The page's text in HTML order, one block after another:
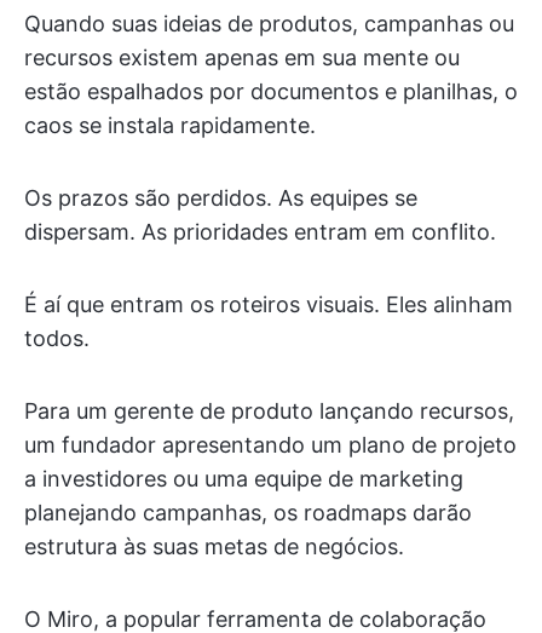
Quando suas ideias de produtos, campanhas ou
recursos existem apenas em sua mente ou
estão espalhados por documentos e planilhas, o
caos se instala rapidamente.
Os prazos são perdidos. As equipes se
dispersam. As prioridades entram em conflito.
É aí que entram os roteiros visuais. Eles alinham
todos.
Para um gerente de produto lançando recursos,
um fundador apresentando um plano de projeto
a investidores ou uma equipe de marketing
planejando campanhas, os roadmaps darão
estrutura às suas metas de negócios.
O Miro, a popular ferramenta de colaboração